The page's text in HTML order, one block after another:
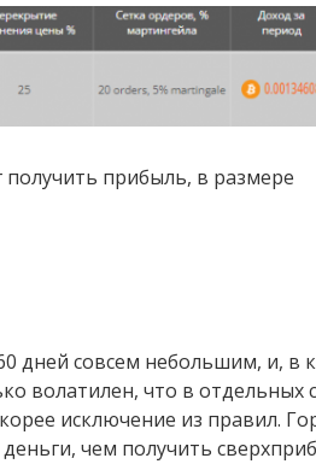
прибыль, в размере
дней совсем небольшим, и, в
волатилен, что в отдельных
исключение из правил.
чем получить